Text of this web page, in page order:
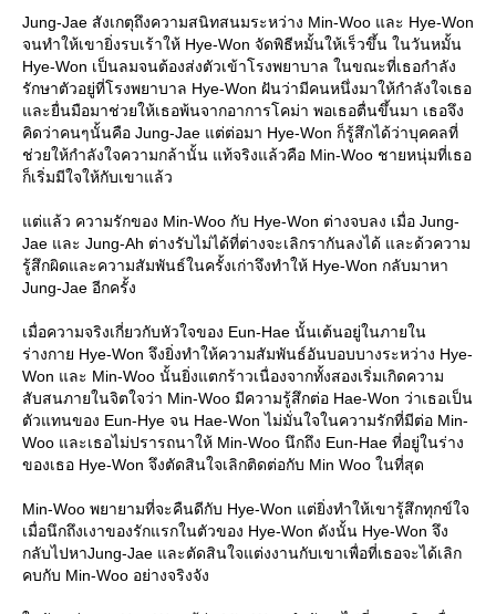
Jung-Jae สังเกตุถึงความสนิทสนมระหว่าง Min-Woo และ Hye-Won
จนทำให้เขายิ่งรบเร้าให้ Hye-Won จัดพิธีหมั้นให้เร็วขึ้น ในวันหมั้น
Hye-Won เป็นลมจนต้องส่งตัวเข้าโรงพยาบาล ในขณะที่เธอกำลัง
รักษาตัวอยู่ที่โรงพยาบาล Hye-Won ฝันว่ามีคนหนึ่งมาให้กำลังใจเธอ
และยื่นมือมาช่วยให้เธอพ้นจากอาการโคม่า พอเธอตื่นขึ้นมา เธอจึง
คิดว่าคนๆนั้นคือ Jung-Jae แต่ต่อมา Hye-Won ก็รู้สึกได้ว่าบุคคลที่
ช่วยให้กำลังใจความกล้านั้น แท้จริงแล้วคือ Min-Woo ชายหนุ่มที่เธอ
ก็เริ่มมีใจให้กับเขาแล้ว
แต่แล้ว ความรักของ Min-Woo กับ Hye-Won ต่างจบลง เมื่อ Jung-
Jae และ Jung-Ah ต่างรับไม่ได้ที่ต่างจะเลิกรากันลงได้ และด้วความ
รู้สึกผิดและความสัมพันธ์ในครั้งเก่าจึงทำให้ Hye-Won กลับมาหา
Jung-Jae อีกครั้ง
เมื่อความจริงเกี่ยวกับหัวใจของ Eun-Hae นั้นเต้นอยู่ในภายใน
ร่างกาย Hye-Won จึงยิ่งทำให้ความสัมพันธ์อันบอบบางระหว่าง Hye-
Won และ Min-Woo นั้นยิ่งแตกร้าวเนื่องจากทั้งสองเริ่มเกิดความ
สับสนภายในจิตใจว่า Min-Woo มีความรู้สึกต่อ Hae-Won ว่าเธอเป็น
ตัวแทนของ Eun-Hye จน Hae-Won ไม่มั่นใจในความรักที่มีต่อ Min-
Woo และเธอไม่ปรารถนาให้ Min-Woo นึกถึง Eun-Hae ที่อยู่ในร่าง
ของเธอ Hye-Won จึงตัดสินใจเลิกติดต่อกับ Min Woo ในที่สุด
Min-Woo พยายามที่จะคืนดีกับ Hye-Won แต่ยิ่งทำให้เขารู้สึกทุกข์ใจ
เมื่อนึกถึงเงาของรักแรกในตัวของ Hye-Won ดังนั้น Hye-Won จึง
กลับไปหาJung-Jae และตัดสินใจแต่งงานกับเขาเพื่อที่เธอจะได้เลิก
คบกับ Min-Woo อย่างจริงจัง